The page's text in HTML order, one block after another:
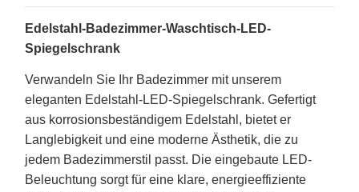
Edelstahl-Badezimmer-Waschtisch-LED-
Spiegelschrank
Verwandeln Sie Ihr Badezimmer mit unserem
eleganten Edelstahl-LED-Spiegelschrank. Gefertigt
aus korrosionsbeständigem Edelstahl, bietet er
Langlebigkeit und eine moderne Ästhetik, die zu
jedem Badezimmerstil passt. Die eingebaute LED-
Beleuchtung sorgt für eine klare, energieeffiziente